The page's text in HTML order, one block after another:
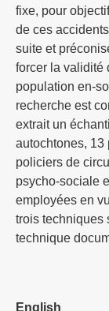
fixe, pour
de ces
suite et
forcer la validité
population en-
recherche est
extrait un
autochtones, 13
policiers de
psycho-sociale
employées en
trois techniques
technique
English